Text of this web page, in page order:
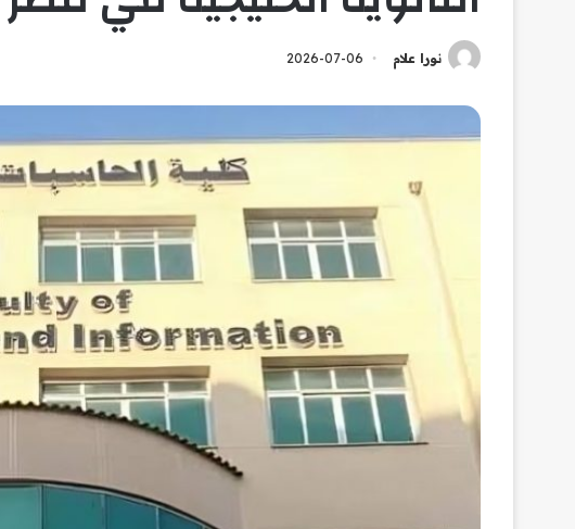
نورا علام 2026-07-06